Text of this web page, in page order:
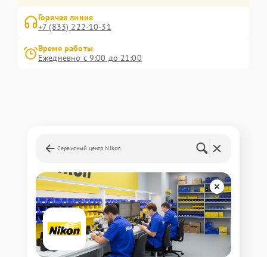
Горячая линия
+7 (833) 222-10-31
Время работы
Ежедневно с 9:00 до 21:00
Сервисный центр Nikon